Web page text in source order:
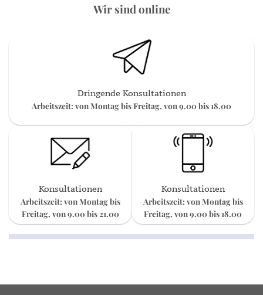
Wir sind online
Dringende Konsultationen
Arbeitszeit: von Montag bis Freitag, von 9.00 bis 18.00
Konsultationen
Arbeitszeit: von Montag bis
Freitag, von 9.00 bis 21.00
Konsultationen
Arbeitszeit: von Montag bis
Freitag, von 9.00 bis 18.00